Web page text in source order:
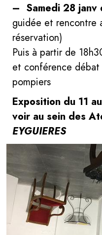
– Samedi 28 janv
guidée et rencontre
réservation)
Puis à partir de
et conférence
pompiers
Exposition du 11
voir au sein des
EYGUIERES